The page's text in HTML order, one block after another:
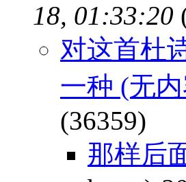
18, 01:33:20
对这首杜
一种 (无
(36359)
那样后